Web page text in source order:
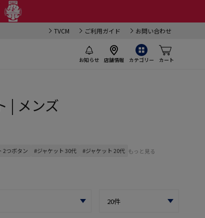
TVCM ご利用ガイド お問い合わせ
お知らせ 店舗情報 カテゴリー カート
| メンズ
2つボタン #ジャケット 30代 #ジャケット 20代 もっと見る